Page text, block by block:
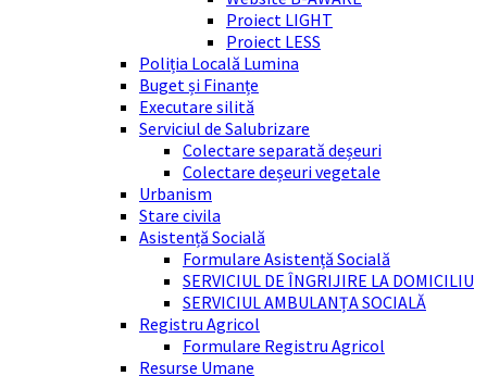
Proiect LIGHT
Proiect LESS
Poliția Locală Lumina
Buget și Finanțe
Executare silită
Serviciul de Salubrizare
Colectare separată deșeuri
Colectare deșeuri vegetale
Urbanism
Stare civila
Asistență Socială
Formulare Asistență Socială
SERVICIUL DE ÎNGRIJIRE LA DOMICILIU
SERVICIUL AMBULANȚA SOCIALĂ
Registru Agricol
Formulare Registru Agricol
Resurse Umane